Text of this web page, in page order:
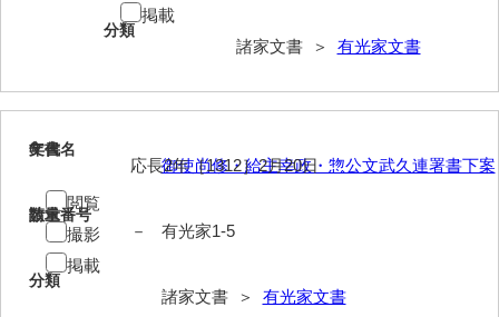
小川家文書
小川五郎収集史料
尾崎家文書
小沢家文書（阿東町）
小沢太郎文書
小田家文書（柳井市金屋）
分類
諸家文書 ＞ 有光家文書
掲載
6
文書名
御使尚修・給主幸政・惣公文武久連署書下案
請求番号
有光家1-5
分類
諸家文書 ＞ 有光家文書
年代
応長2年［1312］2月20日
数量
－
閲覧
撮影
掲載